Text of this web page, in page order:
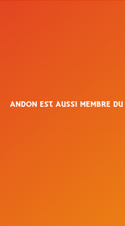
ANDON EST AUSSI MEMBRE DU